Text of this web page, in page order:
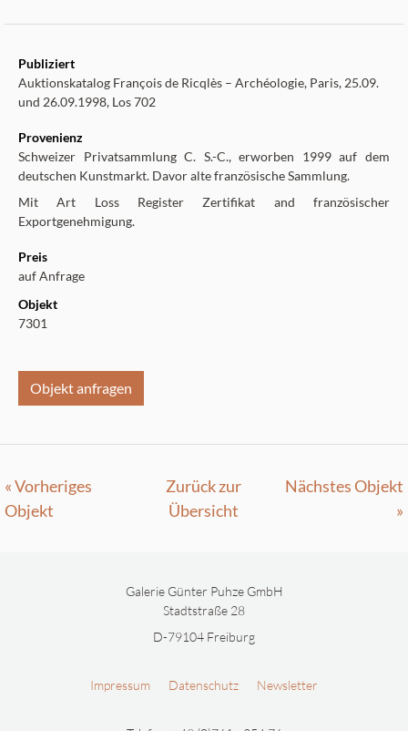
Publiziert
Auktionskatalog François de Ricqlès – Archéologie, Paris, 25.09.
und 26.09.1998, Los 702
Provenienz
Schweizer Privatsammlung C. S.-C., erworben 1999 auf dem
deutschen Kunstmarkt. Davor alte französische Sammlung.
Mit Art Loss Register Zertifikat and französischer
Exportgenehmigung.
Preis
auf Anfrage
Objekt
7301
Objekt anfragen
« Vorheriges
Objekt
Zurück zur
Übersicht
Nächstes Objekt
»
Galerie Günter Puhze GmbH
Stadtstraße 28
D-79104 Freiburg
Impressum Datenschutz Newsletter